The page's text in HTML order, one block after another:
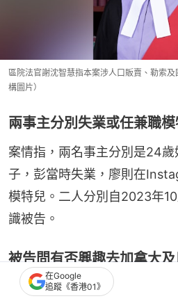
區院法官謝沈智慧指本案涉人口販賣、勒索
構圖片）
兩事主分別失業或任兼職
案情指，兩名事主分別是24
子，彭當時失業，廖則在
模特兒。二人分別自2023年
識被告。
被告問有否興趣去加拿大
在2024年11月下旬，彭、廖
在Google
追蹤《香港01》